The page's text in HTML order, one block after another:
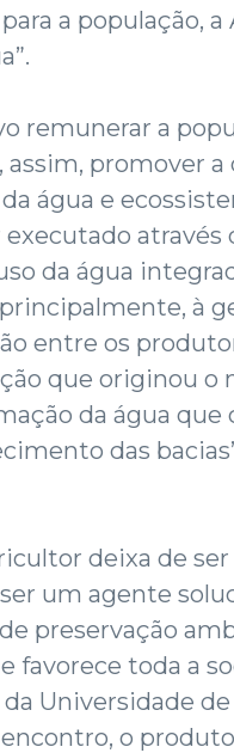
a população, a
remunerar a
promover a
água e
através
da água
à
entre os
que originou o
da água que
das
deixa de
um agente
preservação
favorece toda a
Universidade de
o